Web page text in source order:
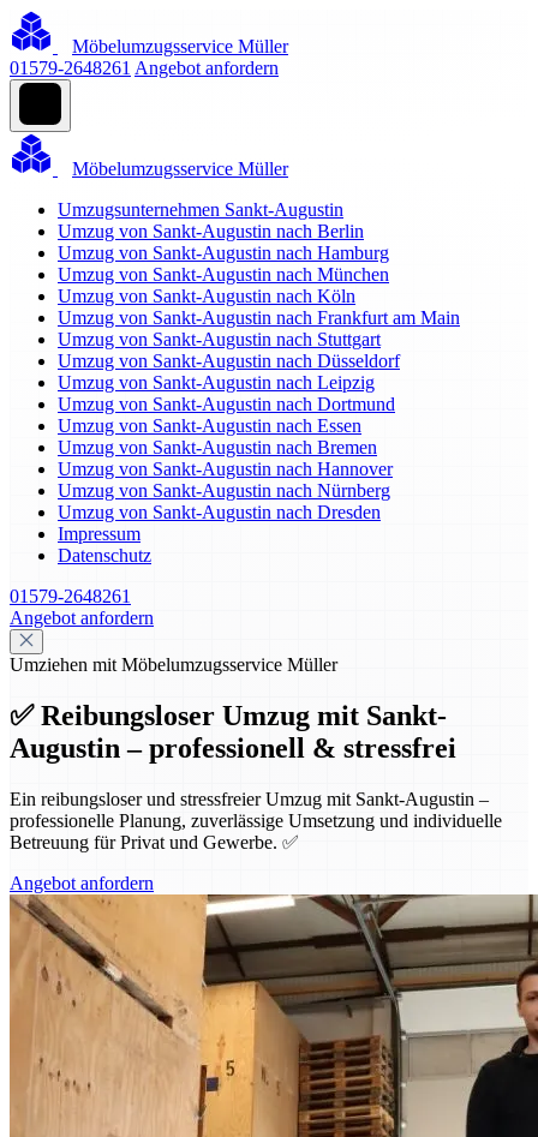
Möbelumzugsservice Müller
01579-2648261 Angebot anfordern
Möbelumzugsservice Müller
Umzugsunternehmen Sankt-Augustin
Umzug von Sankt-Augustin nach Berlin
Umzug von Sankt-Augustin nach Hamburg
Umzug von Sankt-Augustin nach München
Umzug von Sankt-Augustin nach Köln
Umzug von Sankt-Augustin nach Frankfurt am Main
Umzug von Sankt-Augustin nach Stuttgart
Umzug von Sankt-Augustin nach Düsseldorf
Umzug von Sankt-Augustin nach Leipzig
Umzug von Sankt-Augustin nach Dortmund
Umzug von Sankt-Augustin nach Essen
Umzug von Sankt-Augustin nach Bremen
Umzug von Sankt-Augustin nach Hannover
Umzug von Sankt-Augustin nach Nürnberg
Umzug von Sankt-Augustin nach Dresden
Impressum
Datenschutz
01579-2648261
Angebot anfordern
Umziehen mit Möbelumzugsservice Müller
✅ Reibungsloser Umzug mit Sankt-
Augustin – professionell & stressfrei
Ein reibungsloser und stressfreier Umzug mit Sankt-Augustin –
professionelle Planung, zuverlässige Umsetzung und individuelle
Betreuung für Privat und Gewerbe. ✅
Angebot anfordern